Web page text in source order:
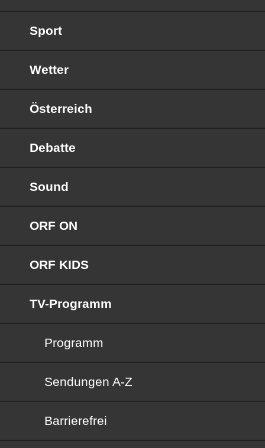
Sport
Wetter
Österreich
Debatte
Sound
ORF ON
ORF KIDS
TV-Programm
Programm
Sendungen von A bis Z
Sendungen A-Z
Barrierefrei
Barrierefrei